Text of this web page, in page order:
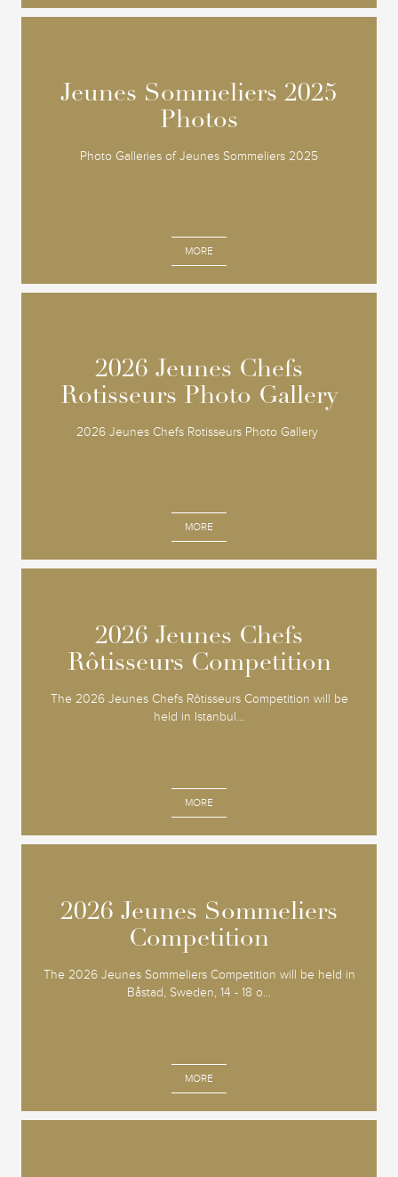
Jeunes Sommeliers 2025
Photos
Photo Galleries of Jeunes Sommeliers 2025
MORE
Jeunes Sommeliers 2025
Photos
2026 Jeunes Chefs
Rotisseurs Photo Gallery
2026 Jeunes Chefs Rotisseurs Photo Gallery
MORE
2026 Jeunes Chefs
Rotisseurs Photo Gallery
2026 Jeunes Chefs
Rôtisseurs Competition
The 2026 Jeunes Chefs Rôtisseurs Competition will be
held in Istanbul...
MORE
2026 Jeunes Chefs
Rôtisseurs Competition
2026 Jeunes Sommeliers
Competition
The 2026 Jeunes Sommeliers Competition will be held in
Båstad, Sweden, 14 - 18 o...
MORE
2026 Jeunes Sommeliers
Competition